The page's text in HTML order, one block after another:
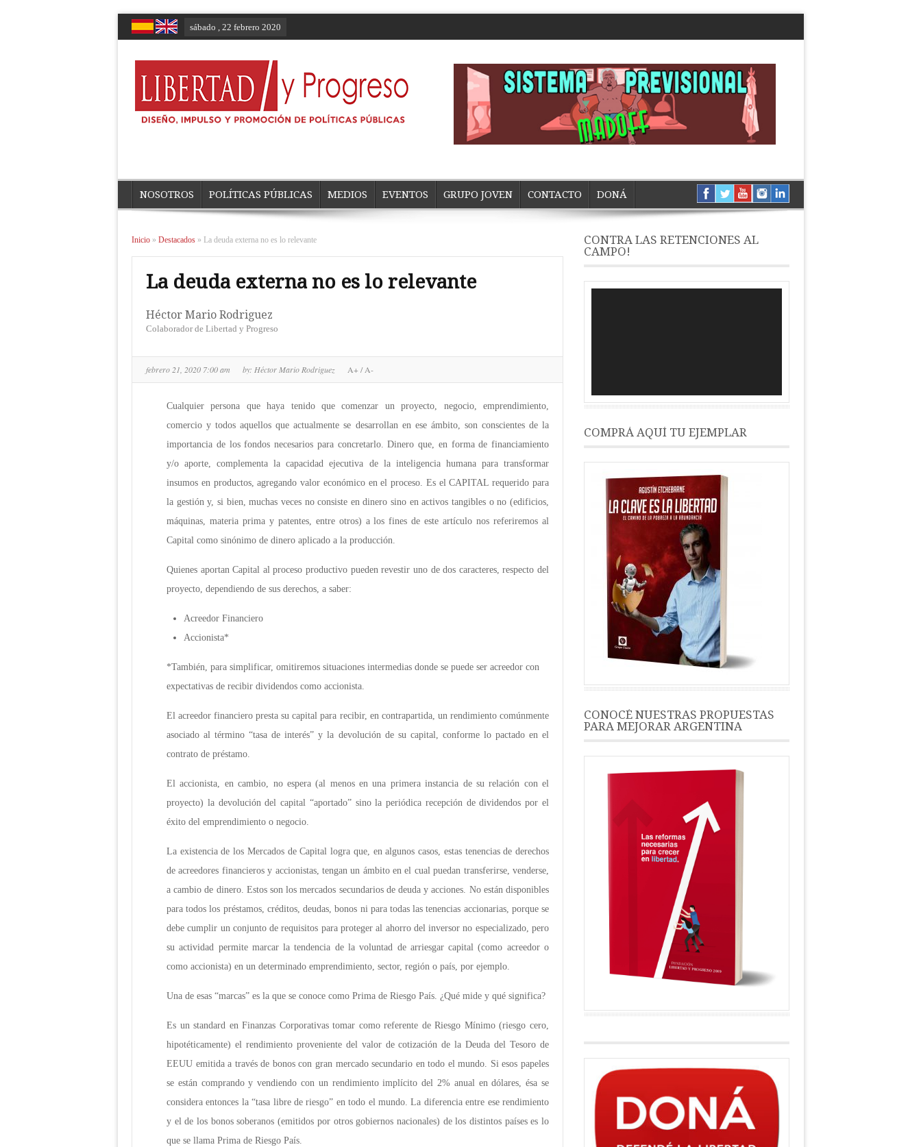
sábado , 22 febrero 2020
NOSOTROS POLÍTICAS PÚBLICAS MEDIOS EVENTOS GRUPO JOVEN CONTACTO DONÁ
Inicio » Destacados » La deuda externa no es lo relevante
La deuda externa no es lo relevante
Héctor Mario Rodriguez
Colaborador de Libertad y Progreso
febrero 21, 2020 7:00 am by: Héctor Mario Rodriguez A+/A-
Cualquier persona que haya tenido que comenzar un proyecto, negocio, emprendimiento,
comercio y todos aquellos que actualmente se desarrollan en ese ámbito, son conscientes de la
importancia de los fondos necesarios para concretarlo. Dinero que, en forma de financiamiento
y/o aporte, complementa la capacidad ejecutiva de la inteligencia humana para transformar
insumos en productos, agregando valor económico en el proceso. Es el CAPITAL requerido para
la gestión y, si bien, muchas veces no consiste en dinero sino en activos tangibles o no (edificios,
máquinas, materia prima y patentes, entre otros) a los fines de este artículo nos referiremos al
Capital como sinónimo de dinero aplicado a la producción.
Quienes aportan Capital al proceso productivo pueden revestir uno de dos caracteres, respecto del
proyecto, dependiendo de sus derechos, a saber:
Acreedor Financiero
Accionista*
*También, para simplificar, omitiremos situaciones intermedias donde se puede ser acreedor con
expectativas de recibir dividendos como accionista.
El acreedor financiero presta su capital para recibir, en contrapartida, un rendimiento comúnmente
asociado al término “tasa de interés” y la devolución de su capital, conforme lo pactado en el
contrato de préstamo.
El accionista, en cambio, no espera (al menos en una primera instancia de su relación con el
proyecto) la devolución del capital “aportado” sino la periódica recepción de dividendos por el
éxito del emprendimiento o negocio.
La existencia de los Mercados de Capital logra que, en algunos casos, estas tenencias de derechos
de acreedores financieros y accionistas, tengan un ámbito en el cual puedan transferirse, venderse,
a cambio de dinero. Estos son los mercados secundarios de deuda y acciones. No están disponibles
para todos los préstamos, créditos, deudas, bonos ni para todas las tenencias accionarias, porque se
debe cumplir un conjunto de requisitos para proteger al ahorro del inversor no especializado, pero
su actividad permite marcar la tendencia de la voluntad de arriesgar capital (como acreedor o
como accionista) en un determinado emprendimiento, sector, región o país, por ejemplo.
Una de esas “marcas” es la que se conoce como Prima de Riesgo País. ¿Qué mide y qué significa?
Es un standard en Finanzas Corporativas tomar como referente de Riesgo Mínimo (riesgo cero,
hipotéticamente) el rendimiento proveniente del valor de cotización de la Deuda del Tesoro de
EEUU emitida a través de bonos con gran mercado secundario en todo el mundo. Si esos papeles
se están comprando y vendiendo con un rendimiento implícito del 2% anual en dólares, ésa se
considera entonces la “tasa libre de riesgo” en todo el mundo. La diferencia entre ese rendimiento
y el de los bonos soberanos (emitidos por otros gobiernos nacionales) de los distintos países es lo
que se llama Prima de Riesgo País.
CONTRA LAS RETENCIONES AL
CAMPO!
COMPRÁ AQUÍ TU EJEMPLAR
CONOCÉ NUESTRAS PROPUESTAS
PARA MEJORAR ARGENTINA